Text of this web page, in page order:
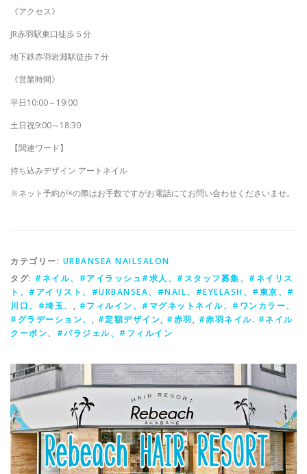
《アクセス》
JR赤羽駅東口徒歩５分
地下鉄赤羽岩淵駅徒歩７分
《営業時間》
平日10:00～19:00
土日祝9:00～18:30
【関連ワード】
持ち込みデザイン アートネイル
※ネット予約が×の際はお手数ですがお電話にてお問い合わせくださいませ。
カテゴリー: URBANSEA NAILSALON
タグ: #ネイル、#アイラッシュ#求人、#スタッフ募集、#ネイリス
ト、#アイリスト、#URBANSEA、#NAIL、#EYELASH、#東京、#
川口、#埼玉、 , #フィルイン、#マグネットネイル、#ワンカラー、
#グラデーション、 , #定額デザイン, #赤羽 , #赤羽ネイル. #ネイル
クーポン、#パラジェル、#フィルイン